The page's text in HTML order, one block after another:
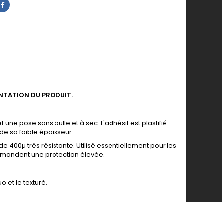
DU PRODUIT.
pose sans bulle et à sec. L'adhésif est plastifié
sa faible épaisseur.
400µ très résistante. Utilisé essentiellement pour les
une protection élevée.
et le texturé.